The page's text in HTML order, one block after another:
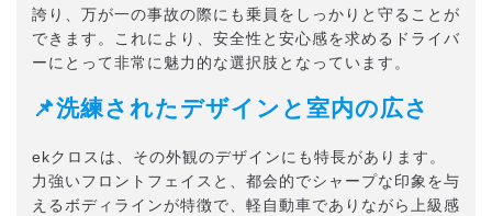
誇り、万が一の事故の際にも乗員をしっかりと守ることが
できます。これにより、安全性と安心感を求めるドライバ
ーにとって非常に魅力的な選択肢となっています。
📌洗練されたデザインと室内の広さ
ekクロスは、その外観のデザインにも特長があります。
力強いフロントフェイスと、都会的でシャープな印象を与
えるボディラインが特徴で、軽自動車でありながら上級感